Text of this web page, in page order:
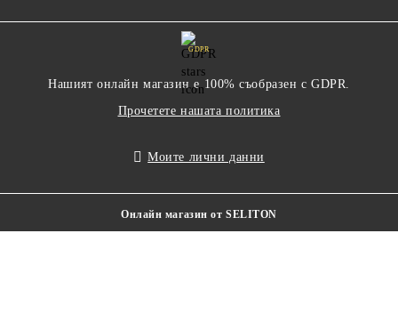
GDPR
Нашият онлайн магазин е 100% съобразен с GDPR.
Прочетете нашата политика
Моите лични данни
Онлайн магазин от SELITON